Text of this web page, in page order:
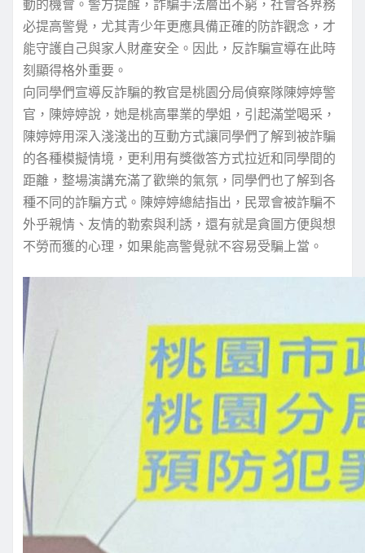
動的機會。警方提醒，詐騙手法層出不窮，社會各界務
必提高警覺，尤其青少年更應具備正確的防詐觀念，才
能守護自己與家人財產安全。因此，反詐騙宣導在此時
刻顯得格外重要。
向同學們宣導反詐騙的教官是桃園分局偵察隊陳婷婷警
官，陳婷婷說，她是桃高畢業的學姐，引起滿堂喝采，
陳婷婷用深入淺淺出的互動方式讓同學們了解到被詐騙
的各種模擬情境，更利用有獎徵答方式拉近和同學間的
距離，整場演講充滿了歡樂的氣氛，同學們也了解到各
種不同的詐騙方式。陳婷婷總結指出，民眾會被詐騙不
外乎親情、友情的勒索與利誘，還有就是貪圖方便與想
不勞而獲的心理，如果能高警覺就不容易受騙上當。